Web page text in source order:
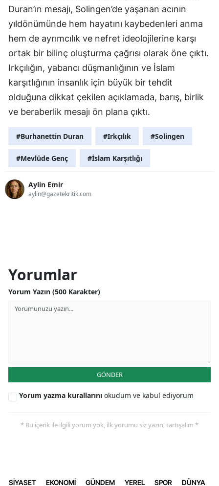
Duran’ın mesajı, Solingen’de yaşanan acının
yıldönümünde hem hayatını kaybedenleri anma
hem de ayrımcılık ve nefret ideolojilerine karşı
ortak bir bilinç oluşturma çağrısı olarak öne çıktı.
Irkçılığın, yabancı düşmanlığının ve İslam
karşıtlığının insanlık için büyük bir tehdit
olduğuna dikkat çekilen açıklamada, barış, birlik
ve beraberlik mesajı ön plana çıktı.
#Burhanettin Duran #Irkçılık #Solingen
#Mevlüde Genç #İslam Karşıtlığı
Aylin Emir
aylin@gazetekritik.com
Yorumlar
Yorum Yazın (500 Karakter)
GÖNDER
Yorum yazma kurallarını okudum ve kabul ediyorum
* Bu içerik ile ilgili yorum yok, ilk yorumu siz yazın, tartışalım *
SİYASET EKONOMİ GÜNDEM YEREL SPOR DÜNYA